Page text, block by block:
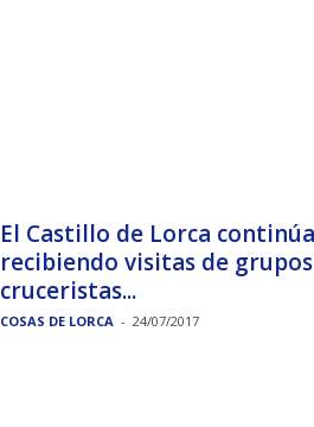
El Castillo de Lorca continúa
recibiendo visitas de
cruceristas...
COSAS DE LORCA - 24/07/2017